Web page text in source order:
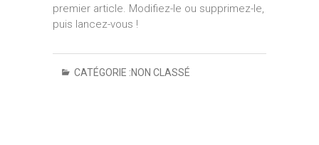
premier article. Modifiez-le ou supprimez-le,
puis lancez-vous !
CATÉGORIE :NON CLASSÉ